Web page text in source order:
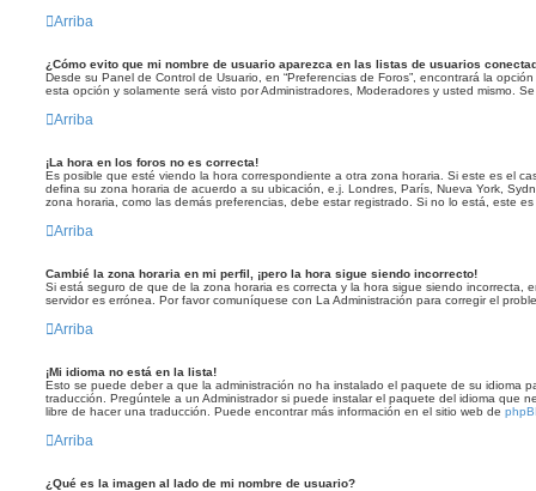
Arriba
¿Cómo evito que mi nombre de usuario aparezca en las listas de usuarios
Desde su Panel de Control de Usuario, en “Preferencias de Foros”, encontrará la opción
esta opción y solamente será visto por Administradores, Moderadores y usted mismo.
Arriba
¡La hora en los foros no es correcta!
Es posible que esté viendo la hora correspondiente a otra zona horaria. Si este es el
defina su zona horaria de acuerdo a su ubicación, e.j. Londres, París, Nueva York,
zona horaria, como las demás preferencias, debe estar registrado. Si no lo está, este
Arriba
Cambié la zona horaria en mi perfil, ¡pero la hora sigue siendo incorrecto!
Si está seguro de que de la zona horaria es correcta y la hora sigue siendo incorrecta,
servidor es errónea. Por favor comuníquese con La Administración para corregir el
Arriba
¡Mi idioma no está en la lista!
Esto se puede deber a que la administración no ha instalado el paquete de su idioma
traducción. Pregúntele a un Administrador si puede instalar el paquete del idioma que
libre de hacer una traducción. Puede encontrar más información en el sitio web de
Arriba
¿Qué es la imagen al lado de mi nombre de usuario?